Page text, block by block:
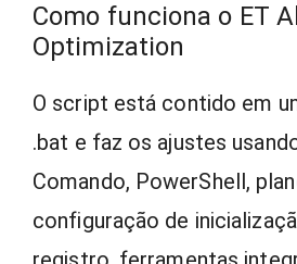
Como funciona o ET
Optimization
O script está contido em
.bat e faz os ajustes
Comando, PowerShell,
configuração de